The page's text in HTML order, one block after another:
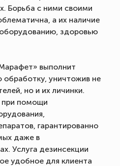
Борьба с ними своими
а их наличие
здоровью
выполнит
уничтожив не
но и их личинки.
при помощи
гарантированно
даже в
Услуга дезинсекции
удобное для клиента